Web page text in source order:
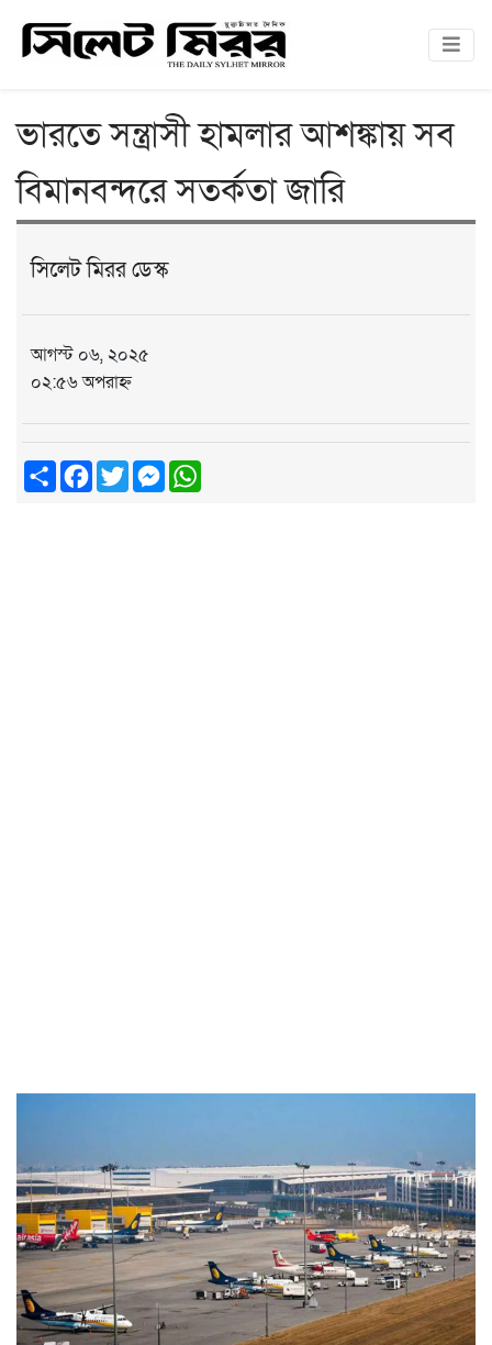
ভারতে সন্ত্রাসী হামলার আশঙ্কায় সব
বিমানবন্দরে সতর্কতা জারি
সিলেট মিরর ডেস্ক
আগস্ট ০৬, ২০২৫
০২:৫৬ অপরাহ্ন
ShareFacebook
TwitterMessenger